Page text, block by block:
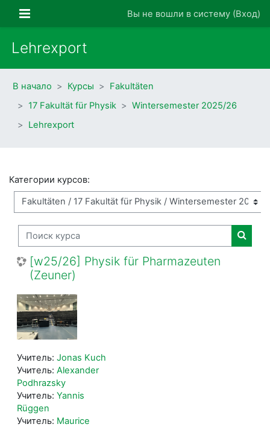
Боковая панельВы не вошли в систему (Вход)
Lehrexport
В начало Курсы
Fakultäten
17 Fakultät für Physik
Wintersemester 2025/26
Lehrexport
Категории курсов:
Поиск курса
Поиск
[w25/26] Physik für Pharmazeuten
(Zeuner)
Учитель: Jonas Kuch
Учитель: Alexander
Podhrazsky
Учитель: Yannis
Rüggen
Учитель: Maurice